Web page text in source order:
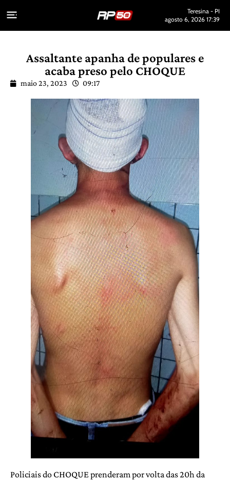
Teresina - PI
agosto 6, 2026 17:39
Assaltante apanha de populares e
acaba preso pelo CHOQUE
maio 23, 2023 09:17
Policiais do CHOQUE prenderam por volta das 20h da